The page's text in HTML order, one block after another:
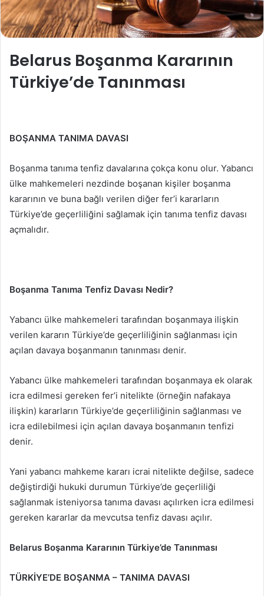
Belarus Boşanma Kararının
Türkiye’de Tanınması
BOŞANMA TANIMA DAVASI
Boşanma tanıma tenfiz davalarına çokça konu olur. Yabancı
ülke mahkemeleri nezdinde boşanan kişiler boşanma
kararının ve buna bağlı verilen diğer fer’i kararların
Türkiye’de geçerliliğini sağlamak için tanıma tenfiz davası
açmalıdır.
Boşanma Tanıma Tenfiz Davası Nedir?
Yabancı ülke mahkemeleri tarafından boşanmaya ilişkin
verilen kararın Türkiye’de geçerliliğinin sağlanması için
açılan davaya boşanmanın tanınması denir.
Yabancı ülke mahkemeleri tarafından boşanmaya ek olarak
icra edilmesi gereken fer’i nitelikte (örneğin nafakaya
ilişkin) kararların Türkiye’de geçerliliğinin sağlanması ve
icra edilebilmesi için açılan davaya boşanmanın tenfizi
denir.
Yani yabancı mahkeme kararı icrai nitelikte değilse, sadece
değiştirdiği hukuki durumun Türkiye’de geçerliliği
sağlanmak isteniyorsa tanıma davası açılırken icra edilmesi
gereken kararlar da mevcutsa tenfiz davası açılır.
Belarus Boşanma Kararının Türkiye’de Tanınması
TÜRKİYE’DE BOŞANMA – TANIMA DAVASI